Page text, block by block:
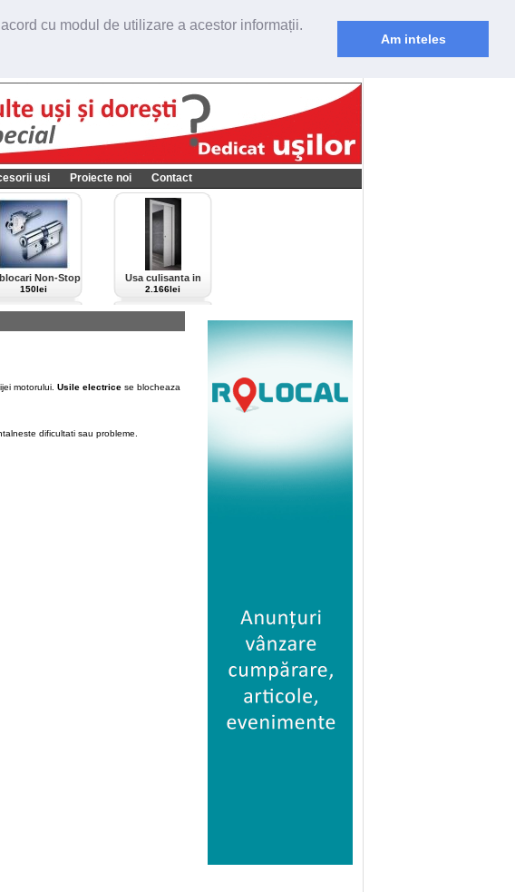
cu modul de utilizare a acestor informații.
Am inteles
usi Proiecte noi Contact
Non-Stop
150lei
Usa culisanta in
perete Scrigno,
culoare alba-bianco
2.166lei
motorului. Usile electrice se blocheaza
dificultati sau probleme.